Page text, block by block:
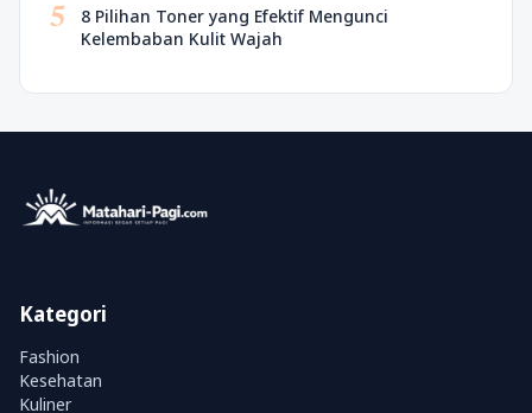
5
8 Pilihan Toner yang Efektif Mengunci
Kelembaban Kulit Wajah
Kategori
Fashion
Kesehatan
Kuliner